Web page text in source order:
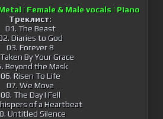
| Female & Male vocals | Piano
Треклист:
01. The Beast
Diaries to God
03. Forever 8
By Your Grace
Beyond the Mask
06. Risen To Life
07. We Move
08. The Day I Fell
of a Heartbeat
Untitled Silence